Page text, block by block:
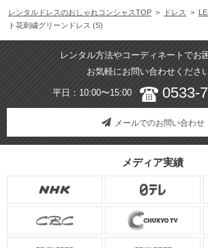
レンタルドレスのおしゃれコンシャスTOP > ドレス >
ト花刺繍グリーンドレス (S)
レンタル方法やコーディネートでお
お気軽にお問い合わせください
平日：10:00〜15:00 0533-
メールでのお問い合わせ
メディア実績